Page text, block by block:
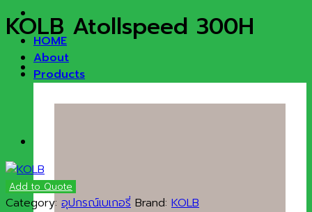
HOME
About
Products
KOLB Atollspeed 300H
Add to Quote
Category: อุปกรณ์เบเกอรี่ Brand: KOLB